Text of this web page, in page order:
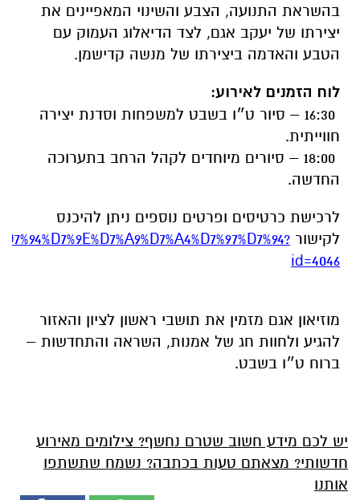
בהשראת התנועה, הצבע והשינוי המאפיינים את
יצירתו של יעקב אגם, לצד הדיאלוג העמוק עם
הטבע והאדמה ביצירתו של מנשה קדישמן.
לוח הזמנים לאירוע:
16:30 – סיור ט״ו בשבט למשפחות וסדנת יצירה
חווייתית.
18:00 – סיורים מיוחדים לקהל הרחב בתערוכה
החדשה.
לרכישת כרטיסים ופרטים נוספים ניתן להיכנס
לקישור
id=4046
מוזיאון אגם מזמין את תושבי ראשון לציון והאזור
להגיע ולחוות חג של אמנות, השראה והתחדשות –
ברוח ט״ו בשבט.
יש לכם מידע חשוב שטרם נחשף? צילומים מאירוע
חדשותי? מצאתם טעות בכתבה? נשמח שתשתפו
אותנו